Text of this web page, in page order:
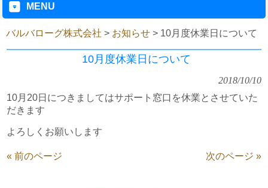
MENU
バルバローグ株式会社 > お知らせ > 10月度休業日について
10月度休業日について
2018/10/10
10月20日につきましてはサポート窓口を休業とさせていた
だきます
よろしくお願いします
« 前のページ 次のページ »